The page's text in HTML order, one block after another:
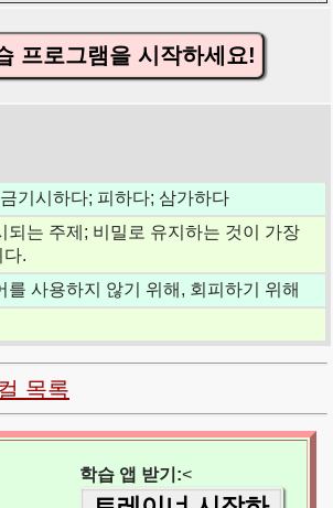
프로그램을 시작하세요!
기시하다; 피하다; 삼가하다
되는 주제; 비밀로 유지하는 것이 가장
다.
를 사용하지 않기 위해, 회피하기 위해
목록
학습 앱 받기:<